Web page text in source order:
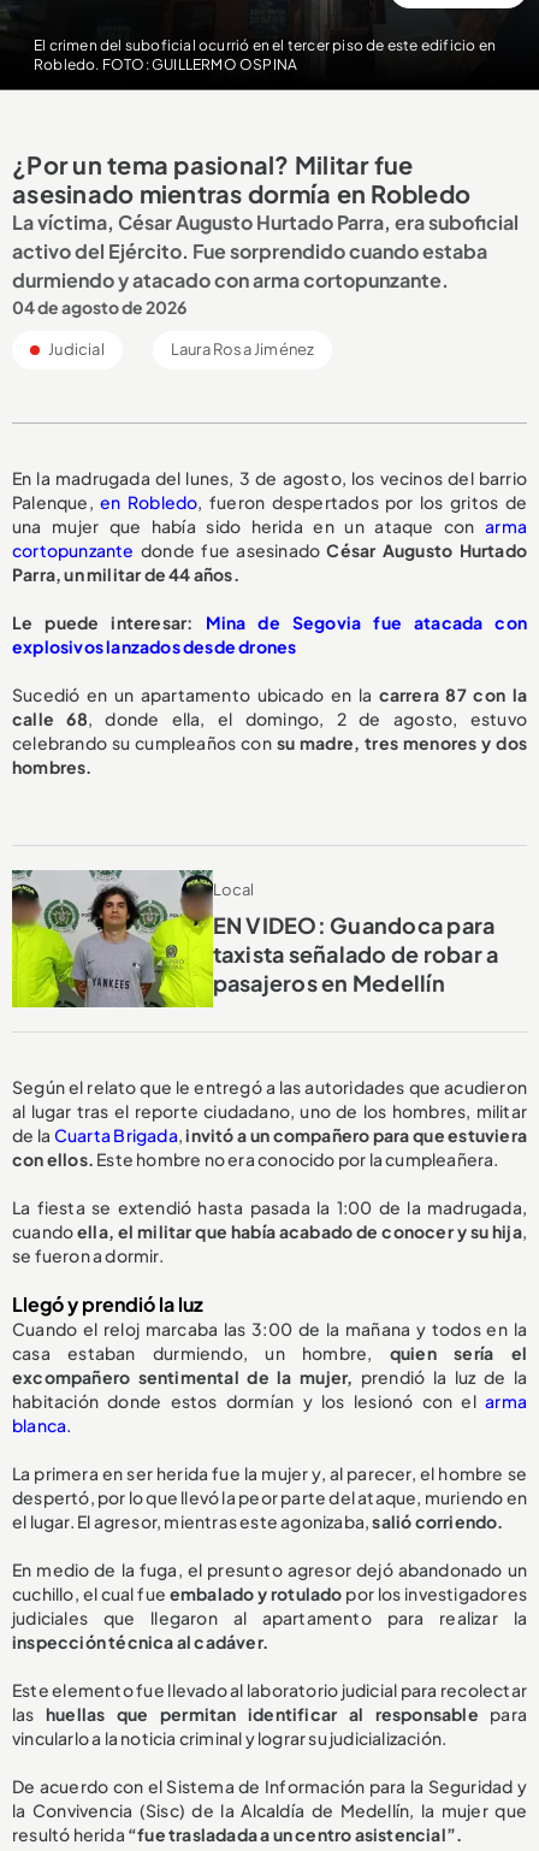
El crimen del suboficial ocurrió en el tercer piso de este edificio en
Robledo. FOTO: GUILLERMO OSPINA
¿Por un tema pasional? Militar fue
asesinado mientras dormía en Robledo
La víctima, César Augusto Hurtado Parra, era suboficial
activo del Ejército. Fue sorprendido cuando estaba
durmiendo y atacado con arma cortopunzante.
04 de agosto de 2026
Judicial Laura Rosa Jiménez
En la madrugada del lunes, 3 de agosto, los vecinos del barrio
Palenque,en Robledo , fueron despertados por los gritos de
una mujer que había sido herida en un ataque conarma
cortopunzante donde fue asesinadoCésar Augusto Hurtado
Parra, un militar de 44 años.
Le puede interesar: Mina de Segovia fue atacada con
explosivos lanzados desde drones
Sucedió en un apartamento ubicado en la carrera 87 con la
calle 68 , donde ella, el domingo, 2 de agosto, estuvo
celebrando su cumpleaños con su madre, tres menores y dos
hombres.
Local
EN VIDEO: Guandoca para
taxista señalado de robar a
pasajeros en Medellín
Según el relato que le entregó a las autoridades que acudieron
al lugar tras el reporte ciudadano, uno de los hombres, militar
de la Cuarta Brigada,invitó a un compañero para que estuviera
con ellos. Este hombre no era conocido por la cumpleañera.
La fiesta se extendió hasta pasada la 1:00 de la madrugada,
cuandoella, el militar que había acabado de conocer y su hija,
se fueron a dormir.
Llegó y prendió la luz
Cuando el reloj marcaba las 3:00 de la mañana y todos en la
casa estaban durmiendo, un hombre, quien sería el
excompañero sentimental de la mujer, prendió la luz de la
habitación donde estos dormían y los lesionó con elarma
blanca.
La primera en ser herida fue la mujer y, al parecer, el hombre se
despertó, por lo que llevó la peor parte del ataque, muriendo en
el lugar. El agresor, mientras este agonizaba,salió corriendo.
En medio de la fuga, el presunto agresor dejó abandonado un
cuchillo, el cual fue embalado y rotulado por los investigadores
judiciales que llegaron al apartamento para realizar la
inspección técnica al cadáver.
Este elemento fue llevado al laboratorio judicial para recolectar
lashuellas que permitan identificar al responsable para
vincularlo a la noticia criminal y lograr su judicialización.
De acuerdo con el Sistema de Información para la Seguridad y
la Convivencia (Sisc) de la Alcaldía de Medellín, la mujer que
resultó herida “fue trasladada a un centro asistencial”.